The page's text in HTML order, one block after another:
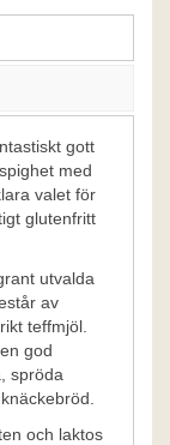
gott
med
valet för
glutenfritt
utvalda
av
teffmjöl.
god
spröda
och laktos